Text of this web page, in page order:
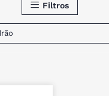
Filtros